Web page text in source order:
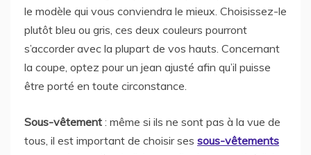
le modèle qui vous conviendra le mieux. Choisissez-le
plutôt bleu ou gris, ces deux couleurs pourront
s’accorder avec la plupart de vos hauts. Concernant
la coupe, optez pour un jean ajusté afin qu’il puisse
être porté en toute circonstance.
Sous-vêtement : même si ils ne sont pas à la vue de
tous, il est important de choisir ses sous-vêtements